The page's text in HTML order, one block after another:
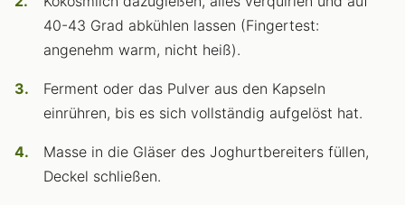
40-43 Grad abkühlen lassen (Fingertest:
angenehm warm, nicht heiß).
Ferment oder das Pulver aus den Kapseln
einrühren, bis es sich vollständig aufgelöst hat.
Masse in die Gläser des Joghurtbereiters füllen,
Deckel schließen.